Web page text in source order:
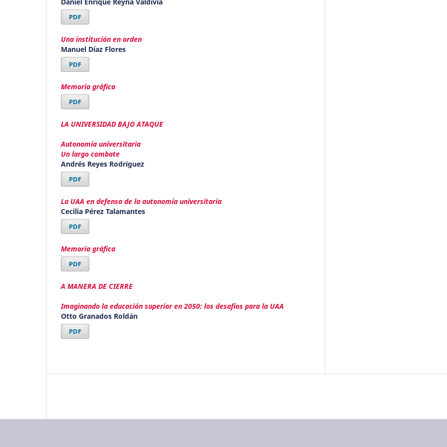
PDF
Una institución en orden
Manuel Díaz Flores
PDF
Memoria gráfica
PDF
LA UNIVERSIDAD BAJO ATAQUE
Autonomía universitaria
Un largo combate
Andrés Reyes Rodríguez
PDF
La UAA en defensa de la autonomía universitaria
Cecilia Pérez Talamantes
PDF
Memoria gráfica
PDF
A MANERA DE CIERRE
Imaginando la educación superior en 2050: los desafíos para la UAA
Otto Granados Roldán
PDF